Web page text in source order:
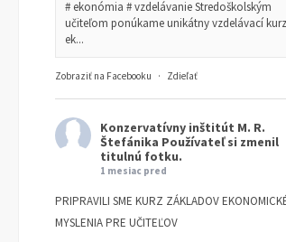
# ekonómia # vzdelávanie Stredoškolským
učiteľom ponúkame unikátny vzdelávací kurz
ek...
Zobraziť na Facebooku · Zdieľať
Konzervatívny inštitút M. R.
Štefánika Používateľ si zmenil
titulnú fotku.
1 mesiac pred
PRIPRAVILI SME KURZ ZÁKLADOV
MYSLENIA PRE UČITEĽOV